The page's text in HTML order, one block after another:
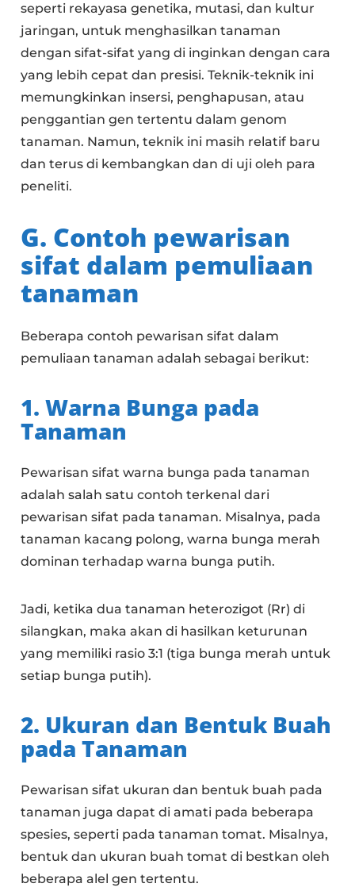
seperti rekayasa genetika, mutasi, dan kultur
jaringan, untuk menghasilkan tanaman
dengan sifat-sifat yang di inginkan dengan cara
yang lebih cepat dan presisi. Teknik-teknik ini
memungkinkan insersi, penghapusan, atau
penggantian gen tertentu dalam genom
tanaman. Namun, teknik ini masih relatif baru
dan terus di kembangkan dan di uji oleh para
peneliti.
G. Contoh pewarisan
sifat dalam pemuliaan
tanaman
Beberapa contoh pewarisan sifat dalam
pemuliaan tanaman adalah sebagai berikut:
1. Warna Bunga pada
Tanaman
Pewarisan sifat warna bunga pada tanaman
adalah salah satu contoh terkenal dari
pewarisan sifat pada tanaman. Misalnya, pada
tanaman kacang polong, warna bunga merah
dominan terhadap warna bunga putih.
Jadi, ketika dua tanaman heterozigot (Rr) di
silangkan, maka akan di hasilkan keturunan
yang memiliki rasio 3:1 (tiga bunga merah untuk
setiap bunga putih).
2. Ukuran dan Bentuk Buah
pada Tanaman
Pewarisan sifat ukuran dan bentuk buah pada
tanaman juga dapat di amati pada beberapa
spesies, seperti pada tanaman tomat. Misalnya,
bentuk dan ukuran buah tomat di bestkan oleh
beberapa alel gen tertentu.